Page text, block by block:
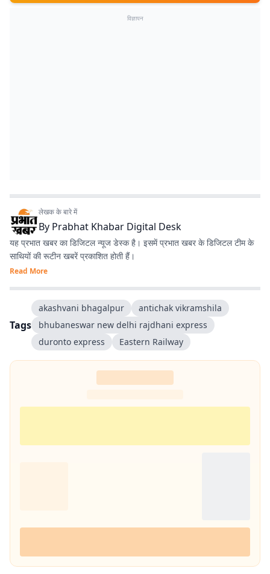
विज्ञापन
लेखक के बारे में
By Prabhat Khabar Digital Desk
यह प्रभात खबर का डिजिटल न्यूज डेस्क है। इसमें प्रभात खबर के डिजिटल टीम के
साथियों की रूटीन खबरें प्रकाशित होती हैं।
Read More
Tags
akashvani bhagalpur
antichak vikramshila
bhubaneswar new delhi rajdhani express
duronto express
Eastern Railway